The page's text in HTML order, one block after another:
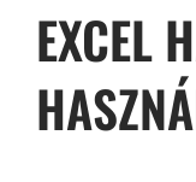
EXCEL